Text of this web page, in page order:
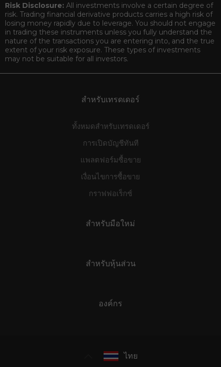
Risk Disclosure: All investments involve a certain degree of
risk. Trading financial derivative products carries a high risk of
losing money rapidly due to leverage. You should not engage
in trading these instruments unless you fully understand the
nature of the transactions you are entering into, and the true
extent of your risk exposure. These types of investments
may not be suitable for all investors.
สำหรับเทรดเดอร์
ทั้งหมดสำหรับเทรดเดอร์
การเปิดบัญชีทันที
แพลตฟอร์มซื้อขาย
เงื่อนไขการซื้อขาย
กราฟฟอเร็กซ์
สำหรับมือใหม่
สำหรับหุ้นส่วน
องค์กร
ไทย